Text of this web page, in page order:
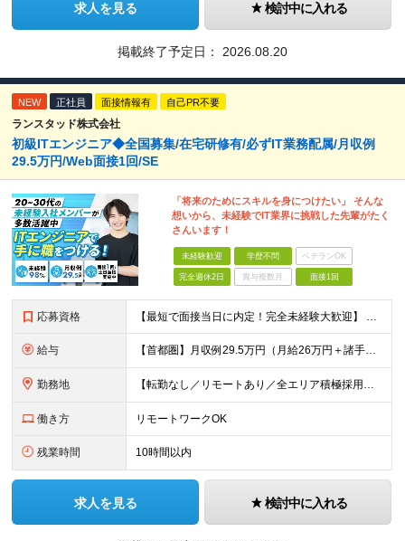
求人を見る 検討中に入れる
掲載終了予定日： 2026.08.20
NEW 正社員 面接情報有 自己PR不要
ランスタッド株式会社
初級ITエンジニア◆全国募集/在宅研修有/必ずIT業務配属/月収例
29.5万円/Web面接1回/SE
「将来のためにスキルを身につけたい」 そんな
想いから、未経験でIT業界に挑戦した先輩がたく
さんいます！
未経験歓迎 学歴不問 ベテランOK
完全週休2日 賞与複数月 面接1回
応募資格 【最短で面接当日に内定！完全未経験大歓迎】 ・業種／職種未経験歓迎 ・社会人デビュー、第二新卒、既卒者大歓迎 ・学歴不問（文系、理系不問） ・20代～30代、男女問わず活躍中 ・服装、髪色自由 ・明確
給与 【首都圏】月収例29.5万円（月給26万円＋諸手当） 【東海・関西】月収例28.5万円（月給25万円＋諸手当） 【九州】月収例26万円（月給23万円＋諸手当） ※経験・スキル・前職給与を踏まえ、総合
勤務地 【転勤なし／リモートあり／全エリア積極採用中】 ・大手企業のプロジェクトが中心 ・勤務エリアは希望を考慮し決定 ・研修はリモートメインで実施します ・U&Iターンの方も大歓迎◎ ＜主なエリア＞ ■首
働き方 リモートワークOK
残業時間 10時間以内
求人を見る 検討中に入れる